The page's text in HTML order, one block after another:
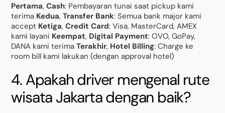
Pertama,Cash: Pembayaran tunai saat pickup kami
terima Kedua,Transfer Bank: Semua bank major kami
accept Ketiga,Credit Card: Visa, MasterCard, AMEX
kami layani Keempat, Digital Payment: OVO, GoPay,
DANA kami terimaTerakhir, Hotel Billing: Charge ke
room bill kami lakukan (dengan approval hotel)
4. Apakah driver mengenal rute
wisata Jakarta dengan baik?